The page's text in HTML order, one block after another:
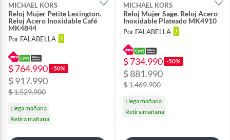
MICHAEL KORS
Reloj Mujer Petite Lexington.
Reloj Acero Inoxidable Café
MK4844
Por FALABELLA
$ 764.990 -50%
$ 917.990
$ 1.529.900
Llega mañana
Retira mañana
MICHAEL KORS
Reloj Mujer Sage. Reloj Acero
Inoxidable Plateado MK4910
Por FALABELLA
$ 734.990 -50%
$ 881.990
$ 1.469.900
Llega mañana
Retira mañana